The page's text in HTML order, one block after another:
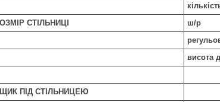
СТІЛЬНИЦІ
ш/р
висота
ПІД СТІЛЬНИЦЕЮ